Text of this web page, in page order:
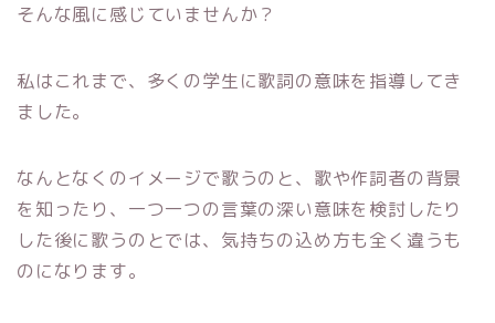
そんな風に感じていませんか？
私はこれまで、多くの学生に歌詞の意味を指導してき
ました。
なんとなくのイメージで歌うのと、歌や作詞者の背景
を知ったり、一つ一つの言葉の深い意味を検討したり
した後に歌うのとでは、気持ちの込め方も全く違うも
のになります。